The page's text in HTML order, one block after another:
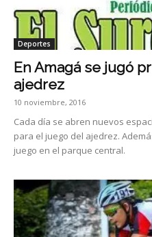
Deportes
En Amagá se jugó
ajedrez
10 noviembre, 2016
Cada día se abren nuevos
para el juego del ajedrez.
juego en el parque central.